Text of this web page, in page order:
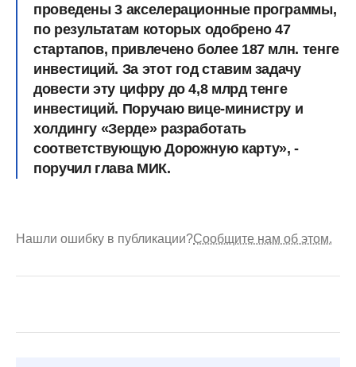
проведены 3 акселерационные программы,
по результатам которых одобрено 47
стартапов, привлечено более 187 млн. тенге
инвестиций. За этот год ставим задачу
довести эту цифру до 4,8 млрд тенге
инвестиций. Поручаю вице-министру и
холдингу «Зерде» разработать
соответствующую Дорожную карту», -
поручил глава МИК.
Нашли ошибку в публикации?Сообщите нам об этом.